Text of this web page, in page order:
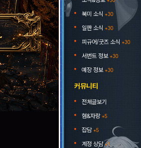
북미 소식 +30
일판 소식 +30
피규어/굿즈 소식 +30
서번트 정보+30
예장 정보+30
커뮤니티
전체글보기
혐&자랑 +5
잡담+5
계정 상담+1